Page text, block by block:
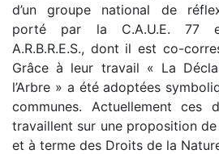
d’un groupe national de
porté par la C.A.U.E. 77
A.R.B.R.E.S., dont il est co-
Grâce à leur travail « La
l’Arbre » a été adoptées
communes. Actuellement ces
travaillent sur une proposition
et à terme des Droits de la